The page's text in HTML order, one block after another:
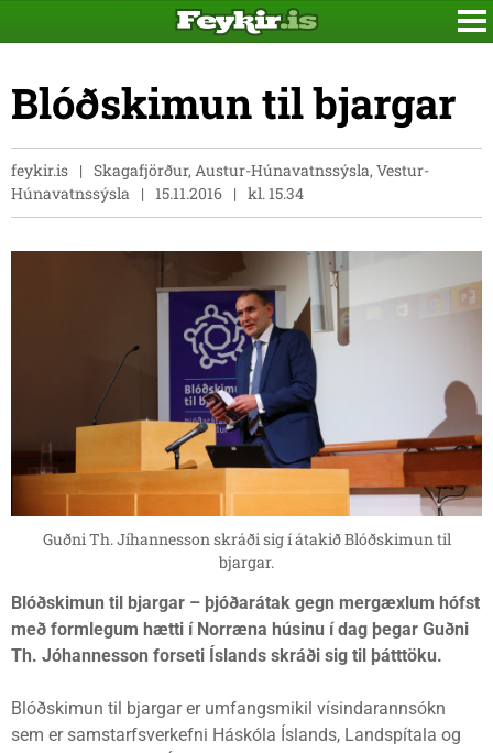
Blóðskimun til bjargar
feykir.is
Skagafjörður, Austur-Húnavatnssýsla, Vestur-
Húnavatnssýsla
15.11.2016 kl. 15.34
Guðni Th. Jíhannesson skráði sig í átakið Blóðskimun til
bjargar.
Blóðskimun til bjargar – þjóðarátak gegn mergæxlum hófst
með formlegum hætti í Norræna húsinu í dag þegar Guðni
Th. Jóhannesson forseti Íslands skráði sig til þátttöku.
Blóðskimun til bjargar er umfangsmikil vísindarannsókn
sem er samstarfsverkefni Háskóla Íslands, Landspítala og